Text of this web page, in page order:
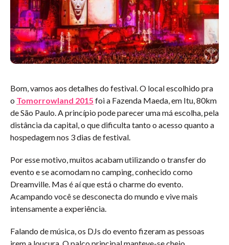
Bom, vamos aos detalhes do festival. O local escolhido pra
o Tomorrowland 2015 foi a Fazenda Maeda, em Itu, 80km
de São Paulo. A princípio pode parecer uma má escolha, pela
distância da capital, o que dificulta tanto o acesso quanto a
hospedagem nos 3 dias de festival.
Por esse motivo, muitos acabam utilizando o transfer do
evento e se acomodam no camping, conhecido como
Dreamville. Mas é aí que está o charme do evento.
Acampando você se desconecta do mundo e vive mais
intensamente a experiência.
Falando de música, os DJs do evento fizeram as pessoas
irem a loucura. O palco principal manteve-se cheio